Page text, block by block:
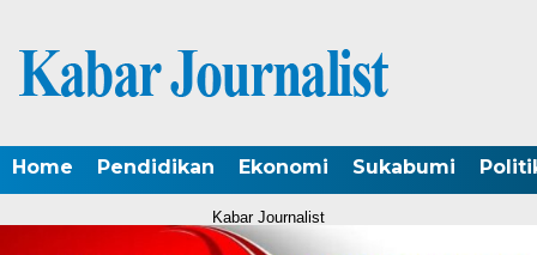
Home Pendidikan Ekonomi Sukabumi
Kabar Journalist